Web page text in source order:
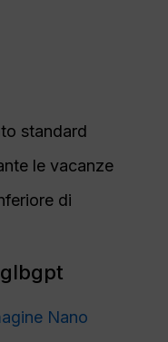
standard
le vacanze
di
Nano